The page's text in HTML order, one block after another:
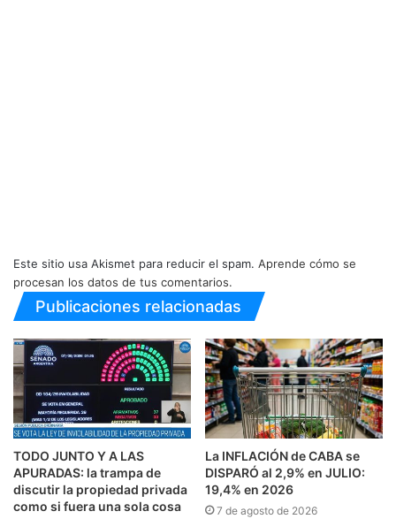
Este sitio usa Akismet para reducir el spam. Aprende cómo se
procesan los datos de tus comentarios.
Publicaciones relacionadas
TODO JUNTO Y A LAS
APURADAS: la trampa de
discutir la propiedad privada
como si fuera una sola cosa
La INFLACIÓN de CABA se
DISPARÓ al 2,9% en JULIO:
19,4% en 2026
7 de agosto de 2026